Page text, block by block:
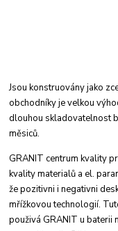
Jsou konstruovány jako
obchodníky je velkou
dlouhou skladovatelnost
měsiců.
GRANIT centrum kvality
kvality materialů a el.
že pozitivni i negativni
mřížkovou technologií.
použivá GRANIT u baterii